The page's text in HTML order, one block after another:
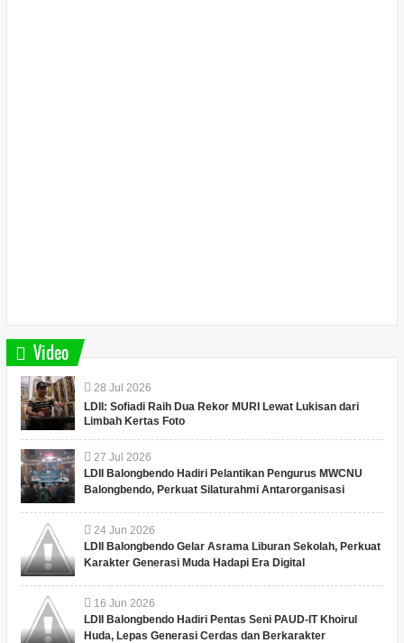
Video
28 Jul 2026
LDII: Sofiadi Raih Dua Rekor MURI Lewat Lukisan dari
Limbah Kertas Foto
27 Jul 2026
LDII Balongbendo Hadiri Pelantikan Pengurus MWCNU
Balongbendo, Perkuat Silaturahmi Antarorganisasi
24 Jun 2026
LDII Balongbendo Gelar Asrama Liburan Sekolah, Perkuat
Karakter Generasi Muda Hadapi Era Digital
16 Jun 2026
LDII Balongbendo Hadiri Pentas Seni PAUD-IT Khoirul
Huda, Lepas Generasi Cerdas dan Berkarakter